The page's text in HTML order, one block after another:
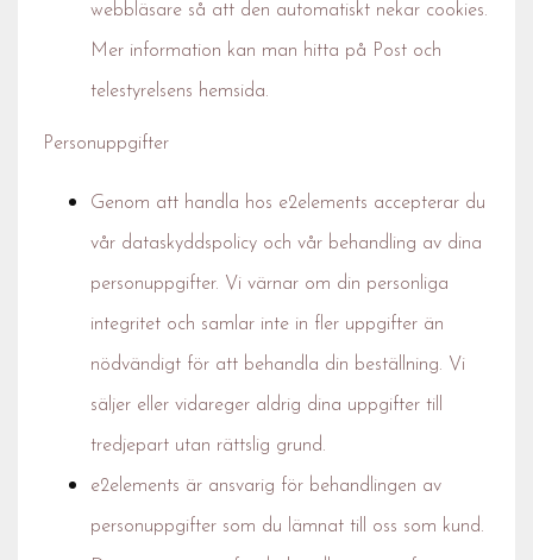
webbläsare så att den automatiskt nekar cookies.
Mer information kan man hitta på Post och
telestyrelsens hemsida.
Personuppgifter
Genom att handla hos e2elements accepterar du
vår dataskyddspolicy och vår behandling av dina
personuppgifter. Vi värnar om din personliga
integritet och samlar inte in fler uppgifter än
nödvändigt för att behandla din beställning. Vi
säljer eller vidareger aldrig dina uppgifter till
tredjepart utan rättslig grund.
e2elements är ansvarig för behandlingen av
personuppgifter som du lämnat till oss som kund.